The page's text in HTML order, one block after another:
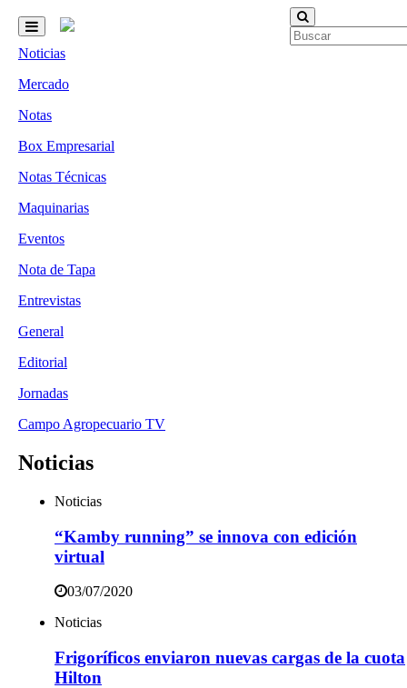
Noticias
Mercado
Notas
Box Empresarial
Notas Técnicas
Maquinarias
Eventos
Nota de Tapa
Entrevistas
General
Editorial
Jornadas
Campo Agropecuario TV
Noticias
Noticias
“Kamby running” se innova con edición
virtual
03/07/2020
Noticias
Frigoríficos enviaron nuevas cargas de la cuota
Hilton